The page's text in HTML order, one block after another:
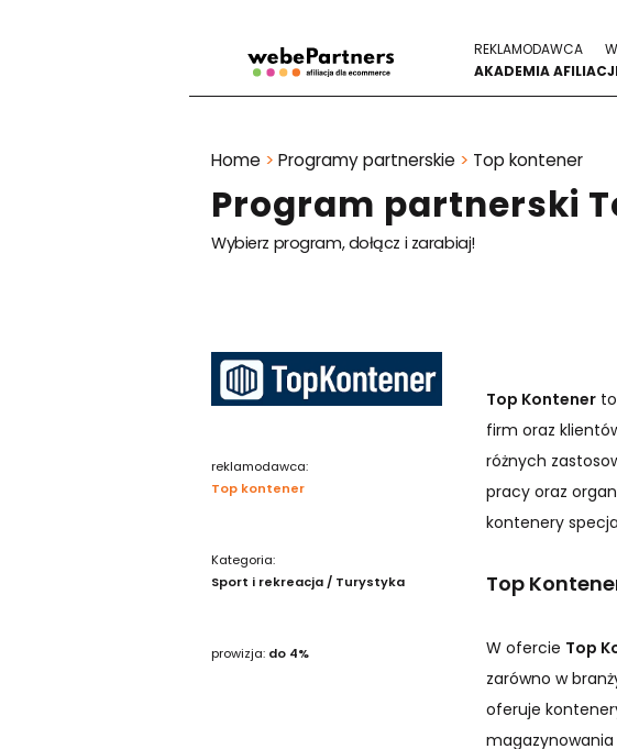
REKLAMODAWCA
AKADEMIA AFILIACJI
Program partnerski
Wybierz program, dołącz i zarabiaj!
Home > Programy partnerskie > Top kontener
reklamodawca:
Top kontener
Kategoria:
Sport i rekreacja / Turystyka
prowizja: do 4%
Top Kontener
firm oraz
różnych
pracy oraz
kontenery
Top
W ofercie Top
zarówno w
oferuje
magazynowania